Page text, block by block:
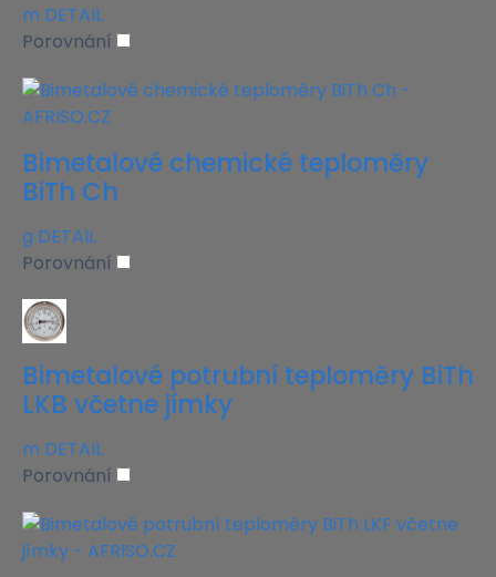
m DETAIL
Porovnání
Bimetalové chemické teploměry
BiTh Ch
g DETAIL
Porovnání
Bimetalové potrubní teploměry BiTh
LKB včetne jímky
m DETAIL
Porovnání